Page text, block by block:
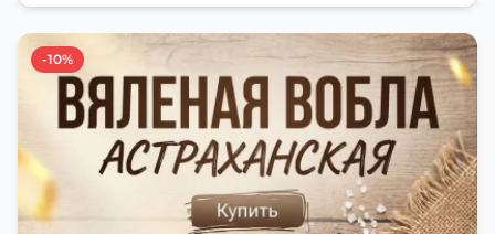
-10%